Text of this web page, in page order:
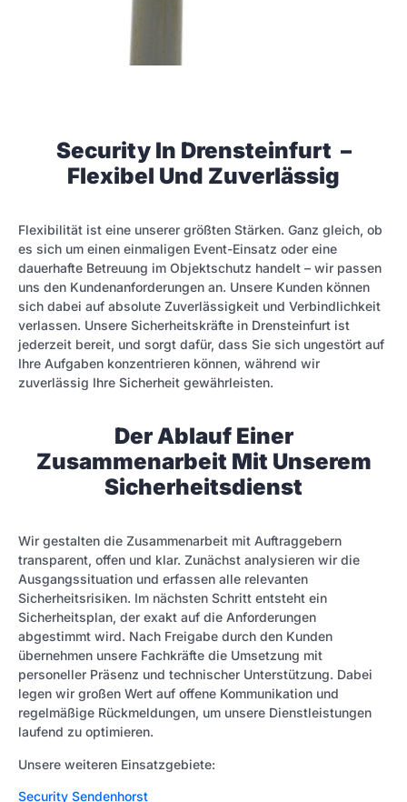
Security In Drensteinfurt –
Flexibel Und Zuverlässig
Flexibilität ist eine unserer größten Stärken. Ganz gleich, ob
es sich um einen einmaligen Event-Einsatz oder eine
dauerhafte Betreuung im Objektschutz handelt – wir passen
uns den Kundenanforderungen an. Unsere Kunden können
sich dabei auf absolute Zuverlässigkeit und Verbindlichkeit
verlassen. Unsere Sicherheitskräfte in Drensteinfurt ist
jederzeit bereit, und sorgt dafür, dass Sie sich ungestört auf
Ihre Aufgaben konzentrieren können, während wir
zuverlässig Ihre Sicherheit gewährleisten.
Der Ablauf Einer
Zusammenarbeit Mit Unserem
Sicherheitsdienst
Wir gestalten die Zusammenarbeit mit Auftraggebern
transparent, offen und klar. Zunächst analysieren wir die
Ausgangssituation und erfassen alle relevanten
Sicherheitsrisiken. Im nächsten Schritt entsteht ein
Sicherheitsplan, der exakt auf die Anforderungen
abgestimmt wird. Nach Freigabe durch den Kunden
übernehmen unsere Fachkräfte die Umsetzung mit
personeller Präsenz und technischer Unterstützung. Dabei
legen wir großen Wert auf offene Kommunikation und
regelmäßige Rückmeldungen, um unsere Dienstleistungen
laufend zu optimieren.
Unsere weiteren Einsatzgebiete:
Security Sendenhorst